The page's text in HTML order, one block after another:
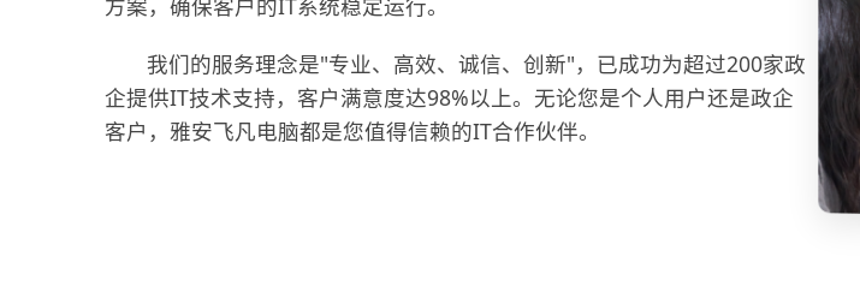
方案，确保客户的IT系统稳定运行。
我们的服务理念是"专业、高效、诚信、创新"，已成功为超过200家政
企提供IT技术支持，客户满意度达98%以上。无论您是个人用户还是政企
客户，雅安飞凡电脑都是您值得信赖的IT合作伙伴。